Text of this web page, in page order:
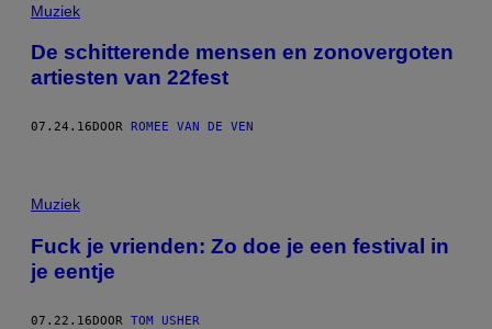
Muziek
De schitterende mensen en zonovergoten
artiesten van 22fest
07.24.16 DOOR ROMEE VAN DE VEN
Muziek
Fuck je vrienden: Zo doe je een festival in
je eentje
07.22.16DOOR TOM USHER